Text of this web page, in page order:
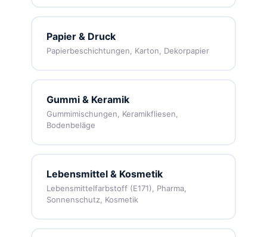
Papier & Druck
Papierbeschichtungen, Karton, Dekorpapier
Gummi & Keramik
Gummimischungen, Keramikfliesen,
Bodenbeläge
Lebensmittel & Kosmetik
Lebensmittelfarbstoff (E171), Pharma,
Sonnenschutz, Kosmetik